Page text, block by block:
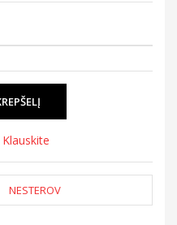
Klauskite
NESTEROV